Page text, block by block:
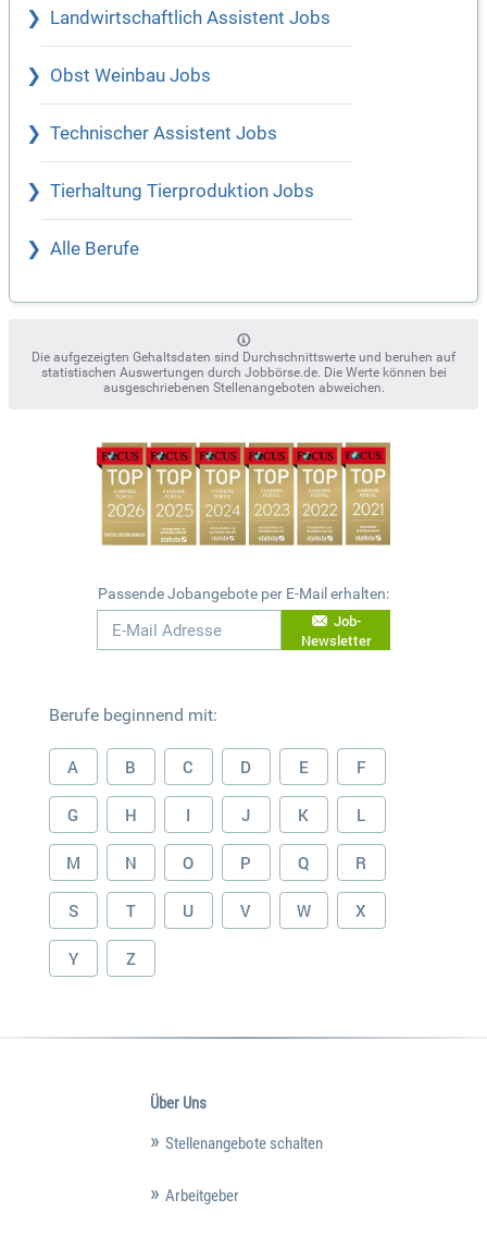
Landwirtschaftlich Assistent Jobs
Obst Weinbau Jobs
Technischer Assistent Jobs
Tierhaltung Tierproduktion Jobs
Alle Berufe
Die aufgezeigten Gehaltsdaten sind Durchschnittswerte und beruhen auf
statistischen Auswertungen durch Jobbörse.de. Die Werte können bei
ausgeschriebenen Stellenangeboten abweichen.
Passende Jobangebote per E-Mail erhalten:
Job-
Newsletter
Berufe beginnend mit:
A B C D E F
G H I J K L
M N O P Q R
S T U V W X
Y Z
Über Uns
Stellenangebote schalten
Arbeitgeber